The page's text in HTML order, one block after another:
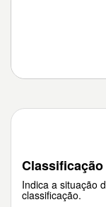
Classificação
Indica a situação
classificação.